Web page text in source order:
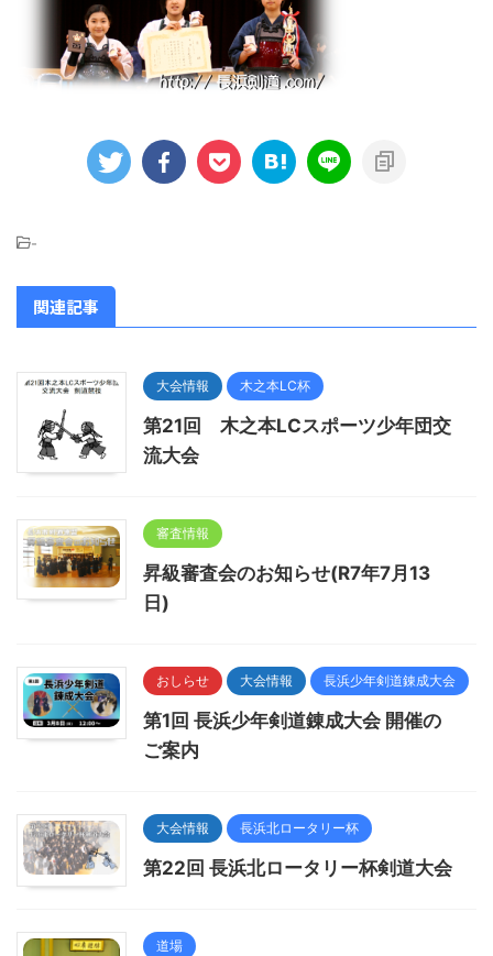
-
関連記事
大会情報 木之本LC杯
第21回 木之本LCスポーツ少年団交
流大会
審査情報
昇級審査会のお知らせ(R7年7月13
日)
おしらせ 大会情報 長浜少年剣道錬成大会
第1回 長浜少年剣道錬成大会 開催の
ご案内
大会情報 長浜北ロータリー杯
第22回 長浜北ロータリー杯剣道大会
道場